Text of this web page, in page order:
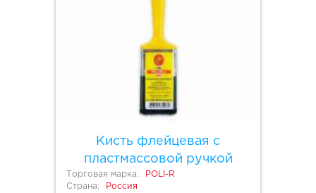
Кисть флейцевая с
пластмассовой ручкой
Торговая марка:
POLI-R
Страна:
Россия